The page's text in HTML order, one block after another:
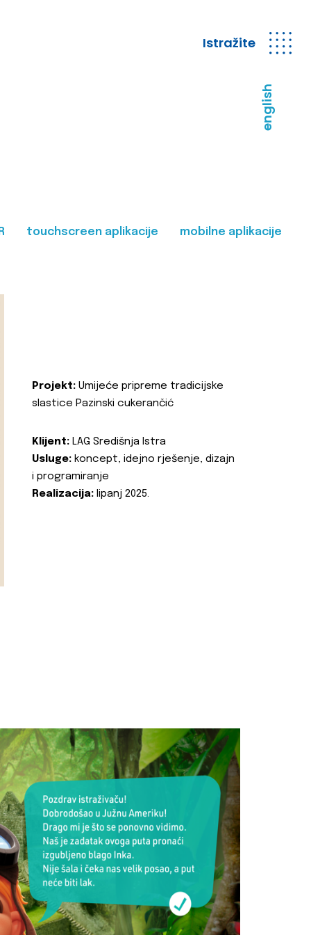
Istražite
english
touchscreen aplikacije mobilne aplikacije
Projekt: Umijeće pripreme tradicijske
slastice Pazinski cukerančić
Klijent: LAG Središnja Istra
Usluge: koncept, idejno rješenje, dizajn
i programiranje
Realizacija: lipanj 2025.